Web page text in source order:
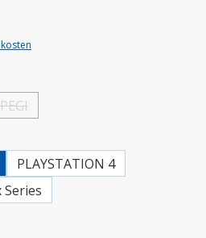
PEGI(Diese Option ist zurzeit nicht verfügbar.)
PLAYSTATION 4
Series